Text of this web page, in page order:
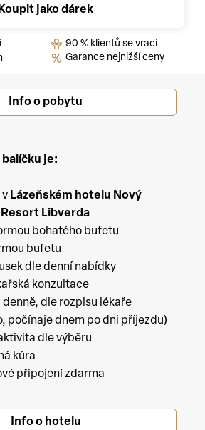
Koupit jako dárek
90 % klientů se vrací
Garance nejnižší ceny
Info o pobytu
je:
v Lázeňském hotelu Nový
Resort Libverda
bohatého bufetu
bufetu
dle denní nabídky
konzultace
denně, dle rozpisu lékaře
počínaje dnem po dni příjezdu)
dle výběru
kúra
připojení zdarma
Info o hotelu